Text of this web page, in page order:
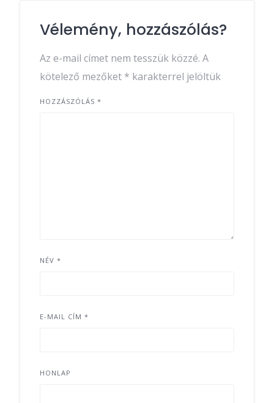
Vélemény, hozzászólás?
Az e-mail címet nem tesszük közzé. A
kötelező mezőket * karakterrel jelöltük
HOZZÁSZÓLÁS *
NÉV *
E-MAIL CÍM *
HONLAP